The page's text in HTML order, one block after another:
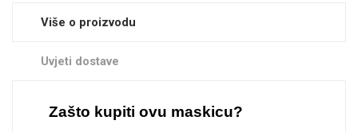
Više o proizvodu
Uvjeti dostave
Zašto kupiti ovu maskicu?